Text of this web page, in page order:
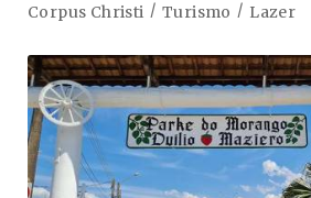
Corpus Christi
Turismo Lazer